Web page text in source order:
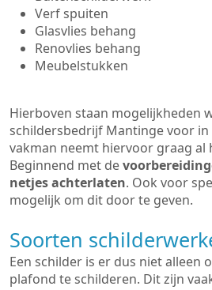
Verf spuiten
Glasvlies behang
Renovlies behang
Meubelstukken
Hierboven staan mogelijkheden
schildersbedrijf Mantinge voor in
vakman neemt hiervoor graag al
Beginnend met de
netjes achterlaten. Ook voor
mogelijk om dit door te geven.
Soorten
Een schilder is er dus niet alleen
plafond te schilderen. Dit zijn